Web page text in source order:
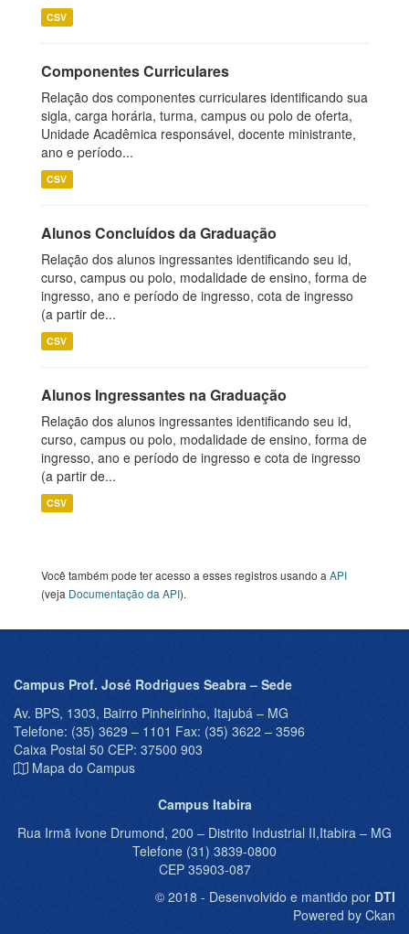
CSV
Componentes Curriculares
Relação dos componentes curriculares identificando sua
sigla, carga horária, turma, campus ou polo de oferta,
Unidade Acadêmica responsável, docente ministrante,
ano e período...
CSV
Alunos Concluídos da Graduação
Relação dos alunos ingressantes identificando seu id,
curso, campus ou polo, modalidade de ensino, forma de
ingresso, ano e período de ingresso, cota de ingresso
(a partir de...
CSV
Alunos Ingressantes na Graduação
Relação dos alunos ingressantes identificando seu id,
curso, campus ou polo, modalidade de ensino, forma de
ingresso, ano e período de ingresso e cota de ingresso
(a partir de...
CSV
Você também pode ter acesso a esses registros usando a API
(veja Documentação da API).
Campus Prof. José Rodrigues Seabra – Sede
Av. BPS, 1303, Bairro Pinheirinho, Itajubá – MG
Telefone: (35) 3629 – 1101 Fax: (35) 3622 – 3596
Caixa Postal 50 CEP: 37500 903
Mapa do Campus
Campus Itabira
Rua Irmã Ivone Drumond, 200 – Distrito Industrial II,Itabira – MG
Telefone (31) 3839-0800
CEP 35903-087
© 2018 - Desenvolvido e mantido por DTI
Powered by Ckan